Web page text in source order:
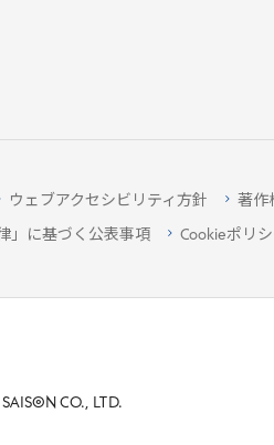
ウェブアクセシビリティ方針 著作
」に基づく公表事項 Cookieポリシ
SAISON CO., LTD.